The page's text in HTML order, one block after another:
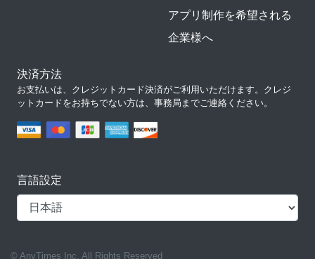
アプリ制作を希望される
企業様へ
決済方法
お支払いは、クレジットカード決済がご利用いただけます。クレジ
ットカードをお持ちでない方は、事務局までご連絡ください。
言語設定
© AnyTimes Inc. All Rights Reserved